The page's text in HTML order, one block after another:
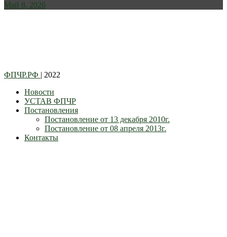
Май 8, 2026
ФПЧР.РФ | 2022
Новости
УСТАВ ФПЧР
Постановления
Постановление от 13 декабря 2010г.
Постановление от 08 апреля 2013г.
Контакты